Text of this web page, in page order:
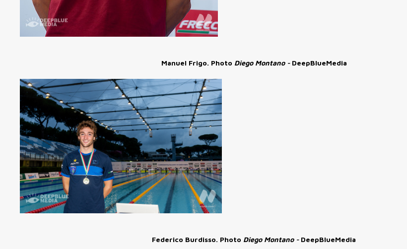
Manuel Frigo. Photo Diego Montano - DeepBlueMedia
Federico Burdisso. Photo Diego Montano - DeepBlueMedia